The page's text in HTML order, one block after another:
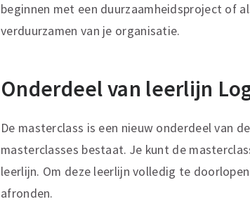
beginnen met een duurzaamheidsproject of
verduurzamen van je organisatie.
Onderdeel van leerlijn
De masterclass is een nieuw onderdeel van
masterclasses bestaat. Je kunt de
leerlijn. Om deze leerlijn volledig te
afronden.